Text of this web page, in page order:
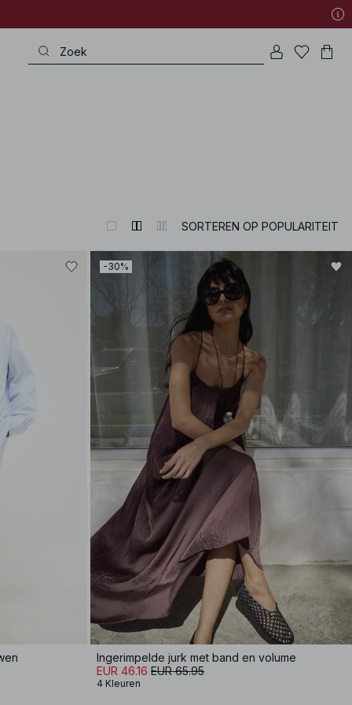
SORTEREN OP POPULARITEIT
-30%
Ingerimpelde jurk met band en volume
EUR 46.16 EUR 65.95
4 Kleuren